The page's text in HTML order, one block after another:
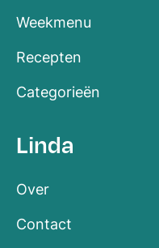
Weekmenu
Recepten
Categorieën
Linda
Over
Contact